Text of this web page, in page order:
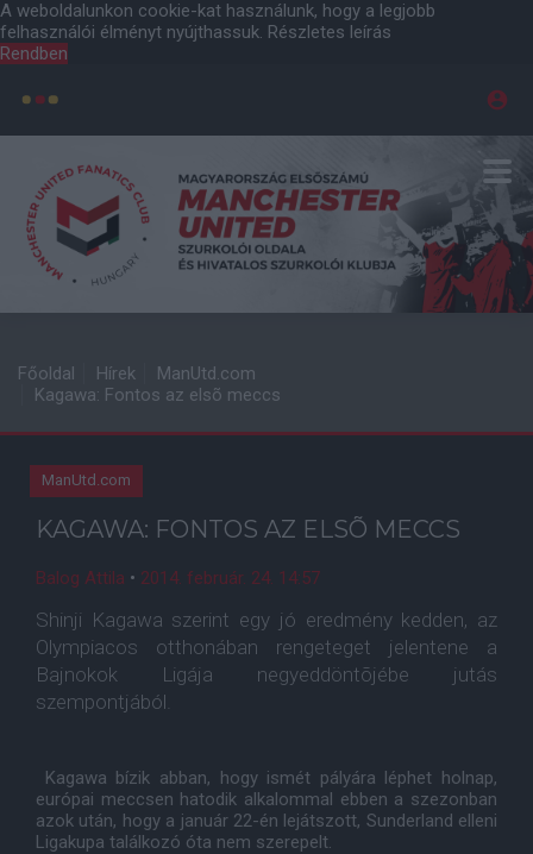
A weboldalunkon cookie-kat használunk, hogy a legjobb
felhasználói élményt nyújthassuk. Részletes leírás
Rendben
Főoldal Hírek
ManUtd.com
Kagawa: Fontos az elsõ meccs
ManUtd.com
KAGAWA: FONTOS AZ ELSÕ MECCS
Balog Attila • 2014. február. 24. 14:57
Shinji Kagawa szerint egy jó eredmény kedden, az
Olympiacos otthonában rengeteget jelentene a
Bajnokok Ligája negyeddöntõjébe jutás
szempontjából.
Kagawa bízik abban, hogy ismét pályára léphet holnap,
európai meccsen hatodik alkalommal ebben a szezonban
azok után, hogy a január 22-én lejátszott, Sunderland elleni
Ligakupa találkozó óta nem szerepelt.